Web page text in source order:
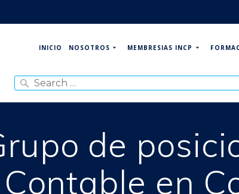
INICIO NOSOTROS MEMBRESIAS INCP
for:
de
en